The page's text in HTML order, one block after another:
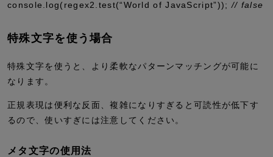
console.log(regex2.test(“World of JavaScript”)); // false
特殊文字を使う場合
特殊文字を使うと、より柔軟なパターンマッチングが可能に
なります。
正規表現は便利な反面、複雑になりすぎると可読性が低下す
るので、使いすぎには注意してください。
メタ文字の使用法